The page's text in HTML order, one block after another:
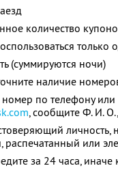
количество
только
(суммируются ночи)
наличие
по телефону или
,сообщите Ф. И. О.,
личность,
распечатанный или
за 24 часа, иначе